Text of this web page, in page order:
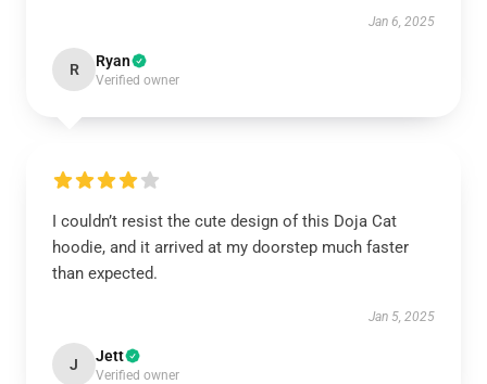
Jan 6, 2025
R Ryan
Verified owner
I couldn’t resist the cute design of this Doja Cat
hoodie, and it arrived at my doorstep much faster
than expected.
Jan 5, 2025
J Jett
Verified owner